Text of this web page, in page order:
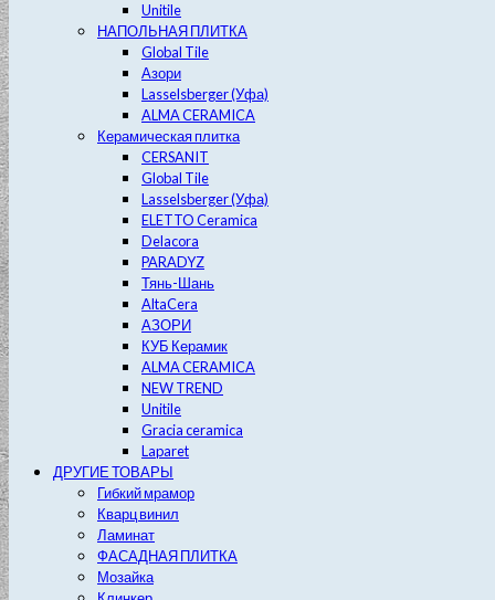
Unitile
НАПОЛЬНАЯ ПЛИТКА
Global Tile
Азори
Lasselsberger (Уфа)
ALMA CERAMICA
Керамическая плитка
CERSANIT
Global Tile
Lasselsberger (Уфа)
ELETTO Ceramica
Delacora
PARADYZ
Тянь-Шань
AltaCera
АЗОРИ
КУБ Керамик
ALMA CERAMICA
NEW TREND
Unitile
Gracia ceramica
Laparet
ДРУГИЕ ТОВАРЫ
Гибкий мрамор
Кварц винил
Ламинат
ФАСАДНАЯ ПЛИТКА
Мозайка